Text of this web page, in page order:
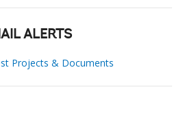
ALERTS
Projects & Documents